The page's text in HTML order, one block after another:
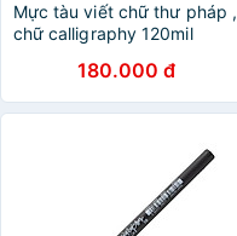
Mực tàu viết chữ thư pháp ,
chữ calligraphy 120mil
180.000 đ